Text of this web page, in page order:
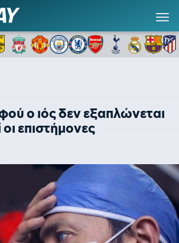
ο ιός δεν εξαπλώνεται
οι επιστήμονες